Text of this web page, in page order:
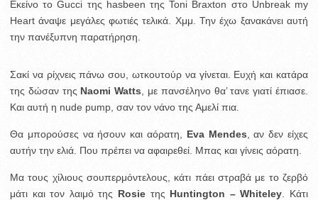
Εκείνο το Gucci της hasbeen της Toni Braxton στο Unbreak my
Heart άναψε μεγάλες φωτιές τελικά. Χμμ. Την έχω ξανακάνει αυτή
την πανέξυπνη παρατήρηση.
Σακί να ρίχνεις πάνω σου, ωτκουτούρ να γίνεται. Ευχή και κατάρα
της δώσαν της Naomi Watts , με πανσέληνο θα’ τανε γιατί έπιασε.
Και αυτή η nude pump, σαν τον νάνο της Αμελί πια.
Θα μπορούσες να ήσουν και αόρατη, Eva Mendes, αν δεν είχες
αυτήν την ελιά. Που πρέπει να αφαιρεθεί. Μπας και γίνεις αόρατη.
Μα τους χίλιους σουπερμόντελους, κάτι πάει στραβά με το ζερβό
μάτι και τον λαιμό της Rosie της Huntington – Whiteley . Κάτι